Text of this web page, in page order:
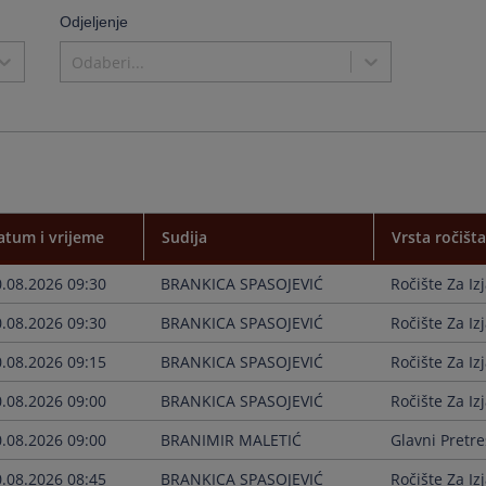
Press
key
to
the
for
dates.
Odjeljenje
Odaberi...
i vrijeme Sudija Vrsta ročišta
09:30 BRANKICA SPASOJEVIĆ
Ročište Za
09:30 BRANKICA SPASOJEVIĆ
Ročište Za
09:15 BRANKICA SPASOJEVIĆ
Ročište Za
09:00 BRANKICA SPASOJEVIĆ
Ročište Za
09:00 BRANIMIR MALETIĆ
Glavni
08:45 BRANKICA SPASOJEVIĆ
Ročište Za